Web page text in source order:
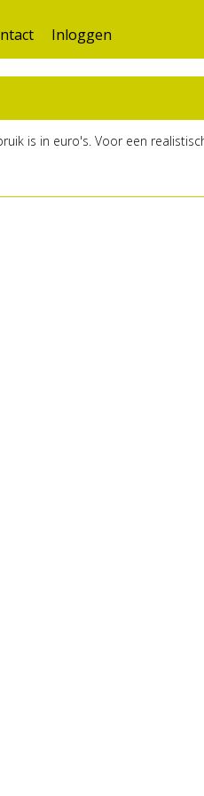
Inloggen
is in euro's. Voor een